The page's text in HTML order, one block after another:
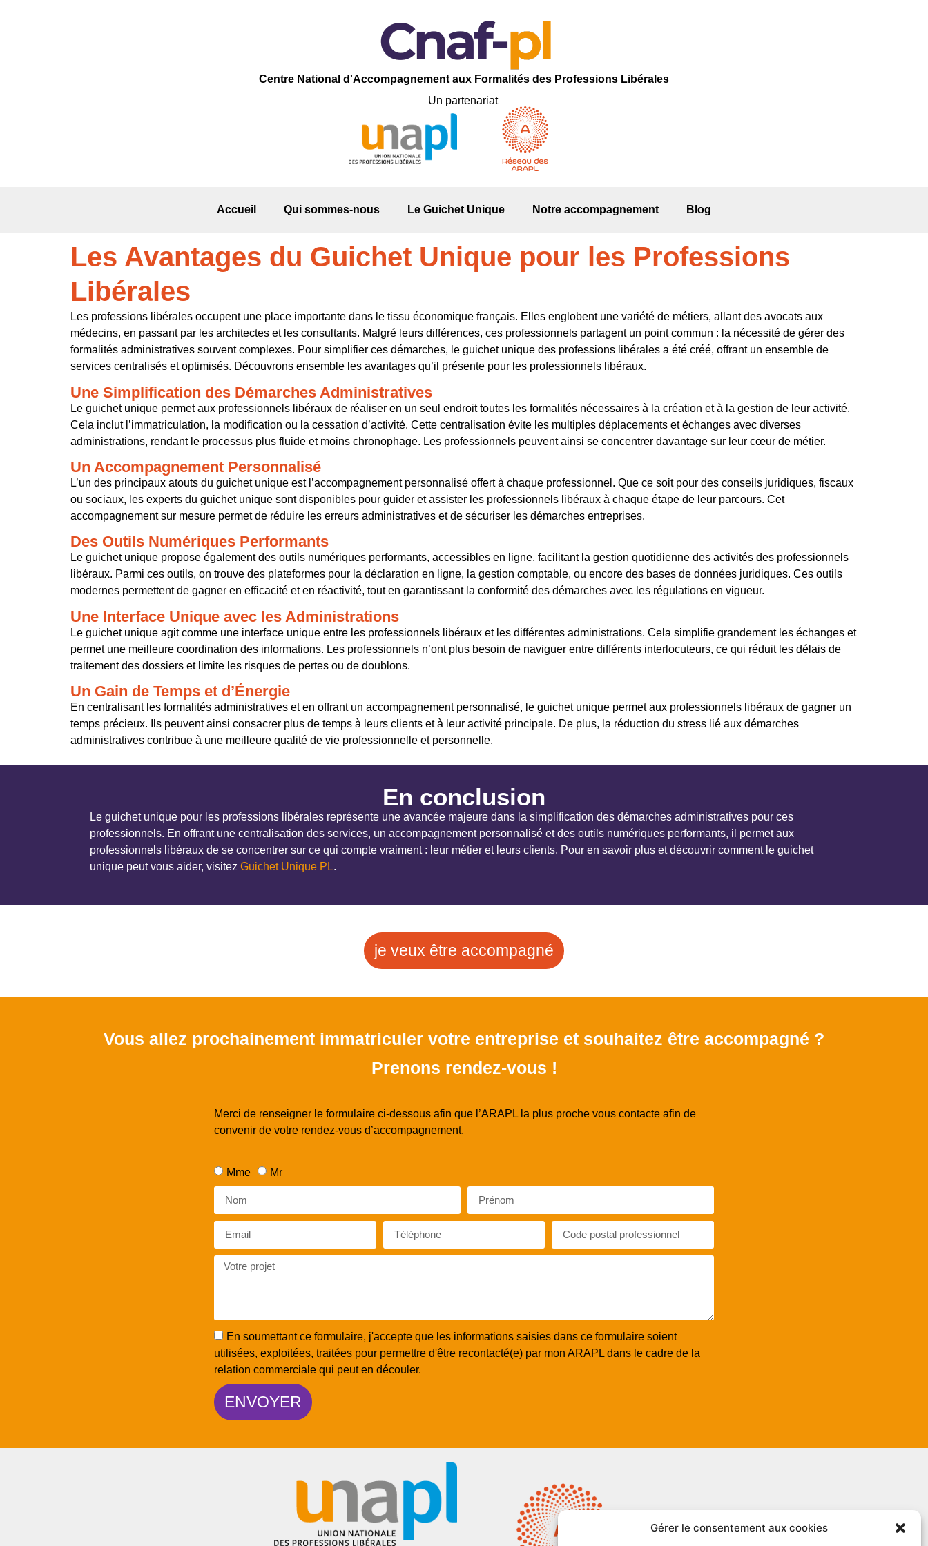
Gérer le consentement aux cookies
Centre National d'Accompagnement aux Formalités des Professions Libérales
Un partenariat
Accueil Qui sommes-nous Le Guichet Unique Notre accompagnement Blog
Les Avantages du Guichet Unique pour les Professions
Libérales
Les professions libérales occupent une place importante dans le tissu économique français. Elles englobent une variété de métiers, allant des avocats aux
médecins, en passant par les architectes et les consultants. Malgré leurs différences, ces professionnels partagent un point commun : la nécessité de gérer des
formalités administratives souvent complexes. Pour simplifier ces démarches, le guichet unique des professions libérales a été créé, offrant un ensemble de
services centralisés et optimisés. Découvrons ensemble les avantages qu’il présente pour les professionnels libéraux.
Une Simplification des Démarches Administratives
Le guichet unique permet aux professionnels libéraux de réaliser en un seul endroit toutes les formalités nécessaires à la création et à la gestion de leur activité.
Cela inclut l’immatriculation, la modification ou la cessation d’activité. Cette centralisation évite les multiples déplacements et échanges avec diverses
administrations, rendant le processus plus fluide et moins chronophage. Les professionnels peuvent ainsi se concentrer davantage sur leur cœur de métier.
Un Accompagnement Personnalisé
L’un des principaux atouts du guichet unique est l’accompagnement personnalisé offert à chaque professionnel. Que ce soit pour des conseils juridiques, fiscaux
ou sociaux, les experts du guichet unique sont disponibles pour guider et assister les professionnels libéraux à chaque étape de leur parcours. Cet
accompagnement sur mesure permet de réduire les erreurs administratives et de sécuriser les démarches entreprises.
Des Outils Numériques Performants
Le guichet unique propose également des outils numériques performants, accessibles en ligne, facilitant la gestion quotidienne des activités des professionnels
libéraux. Parmi ces outils, on trouve des plateformes pour la déclaration en ligne, la gestion comptable, ou encore des bases de données juridiques. Ces outils
modernes permettent de gagner en efficacité et en réactivité, tout en garantissant la conformité des démarches avec les régulations en vigueur.
Une Interface Unique avec les Administrations
Le guichet unique agit comme une interface unique entre les professionnels libéraux et les différentes administrations. Cela simplifie grandement les échanges et
permet une meilleure coordination des informations. Les professionnels n’ont plus besoin de naviguer entre différents interlocuteurs, ce qui réduit les délais de
traitement des dossiers et limite les risques de pertes ou de doublons.
Un Gain de Temps et d’Énergie
En centralisant les formalités administratives et en offrant un accompagnement personnalisé, le guichet unique permet aux professionnels libéraux de gagner un
temps précieux. Ils peuvent ainsi consacrer plus de temps à leurs clients et à leur activité principale. De plus, la réduction du stress lié aux démarches
administratives contribue à une meilleure qualité de vie professionnelle et personnelle.
En conclusion
Le guichet unique pour les professions libérales représente une avancée majeure dans la simplification des démarches administratives pour ces
professionnels. En offrant une centralisation des services, un accompagnement personnalisé et des outils numériques performants, il permet aux
professionnels libéraux de se concentrer sur ce qui compte vraiment : leur métier et leurs clients. Pour en savoir plus et découvrir comment le guichet
unique peut vous aider, visitez Guichet Unique PL.
je veux être accompagné
Vous allez prochainement immatriculer votre entreprise et souhaitez être accompagné ?
Prenons rendez-vous !
Merci de renseigner le formulaire ci-dessous afin que l’ARAPL la plus proche vous contacte afin de
convenir de votre rendez-vous d’accompagnement.
Mme Mr
En soumettant ce formulaire, j'accepte que les informations saisies dans ce formulaire soient
utilisées, exploitées, traitées pour permettre d'être recontacté(e) par mon ARAPL dans le cadre de la
relation commerciale qui peut en découler.
ENVOYER